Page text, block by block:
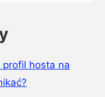
hosta na